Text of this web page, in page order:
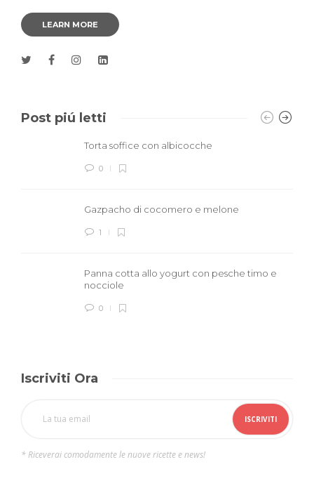
LEARN MORE
Post piú letti
Torta soffice con albicocche
0
Gazpacho di cocomero e melone
1
Panna cotta allo yogurt con pesche timo e
nocciole
0
Iscriviti Ora
* Riceverai comodamente le nuove ricette e news!